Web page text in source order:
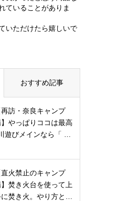
ていることがありま
いただけたら嬉しいで
おすすめ記事
再訪・奈良キャンプ
やっぱりココは最高
遊びメインなら「 …
直火禁止のキャンプ
焚き火台を使って上
焚き火。やり方と…